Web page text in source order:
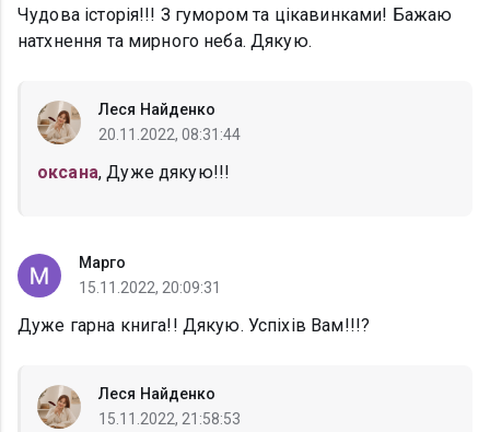
Чудова історія!!! З гумором та цікавинками! Бажаю
натхнення та мирного неба. Дякую.
Леся Найденко
20.11.2022, 08:31:44
oксана, Дуже дякую!!!
Марго
15.11.2022, 20:09:31
Дуже гарна книга!! Дякую. Успіхів Вам!!!?
Леся Найденко
15.11.2022, 21:58:53